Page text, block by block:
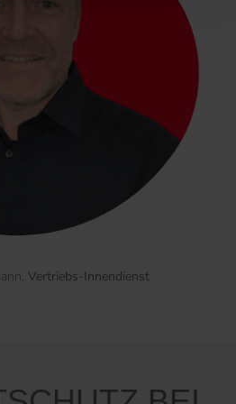
Vertriebs-Innendienst